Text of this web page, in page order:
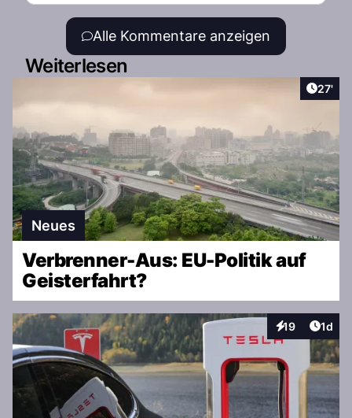
Alle Kommentare anzeigen
Weiterlesen
27'
Neues
Verbrenner-Aus: EU-Politik auf
Geisterfahrt?
19
Interaktionen
1d